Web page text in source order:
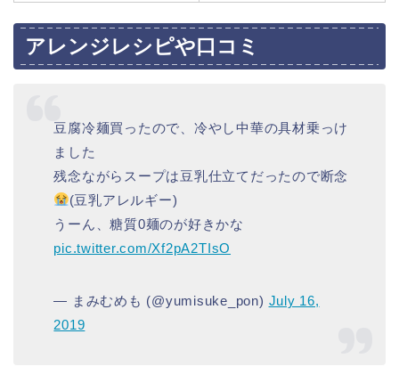
アレンジレシピや口コミ
豆腐冷麺買ったので、冷やし中華の具材乗っけ
ました
残念ながらスープは豆乳仕立てだったので断念
(豆乳アレルギー)
うーん、糖質0麺のが好きかな
pic.twitter.com/Xf2pA2TIsO
— まみむめも (@yumisuke_pon) July 16,
2019